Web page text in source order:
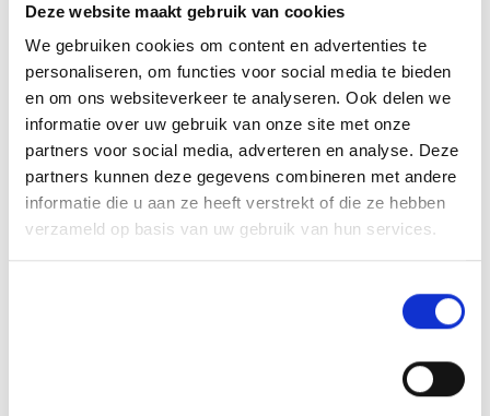
Deze website maakt gebruik van cookies
We gebruiken cookies om content en advertenties te
personaliseren, om functies voor social media te bieden
en om ons websiteverkeer te analyseren. Ook delen we
informatie over uw gebruik van onze site met onze
partners voor social media, adverteren en analyse. Deze
partners kunnen deze gegevens combineren met andere
informatie die u aan ze heeft verstrekt of die ze hebben
verzameld op basis van uw gebruik van hun services.